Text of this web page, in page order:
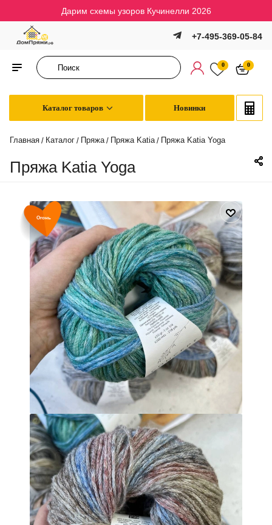
Дарим схемы узоров Кучинелли 2026
+7-495-369-05-84
0 0
Каталог товаров Новинки
Главная / Каталог / Пряжа / Пряжа Katia / Пряжа Katia Yoga
Пряжа Katia Yoga
Огонь